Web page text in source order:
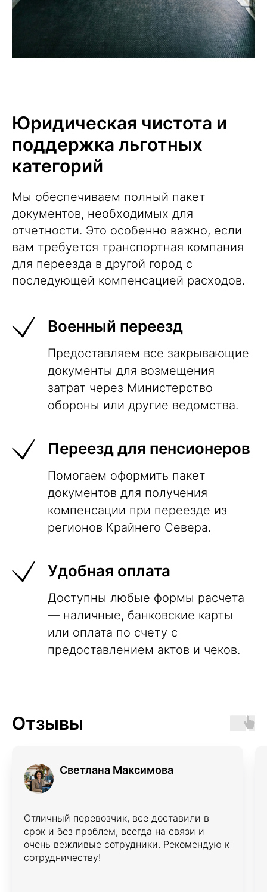
Юридическая чистота и
поддержка льготных
категорий
Мы обеспечиваем полный пакет
документов, необходимых для
отчетности. Это особенно важно, если
вам требуется транспортная компания
для переезда в другой город с
последующей компенсацией расходов.
Военный переезд
Предоставляем все закрывающие
документы для возмещения
затрат через Министерство
обороны или другие ведомства.
Переезд для пенсионеров
Помогаем оформить пакет
документов для получения
компенсации при переезде из
регионов Крайнего Севера.
Удобная оплата
Доступны любые формы расчета
— наличные, банковские карты
или оплата по счету с
предоставлением актов и чеков.
Отзывы
Светлана Максимова
Отличный перевозчик, все доставили в
срок и без проблем, всегда на связи и
очень вежливые сотрудники. Рекомендую к
сотрудничеству!